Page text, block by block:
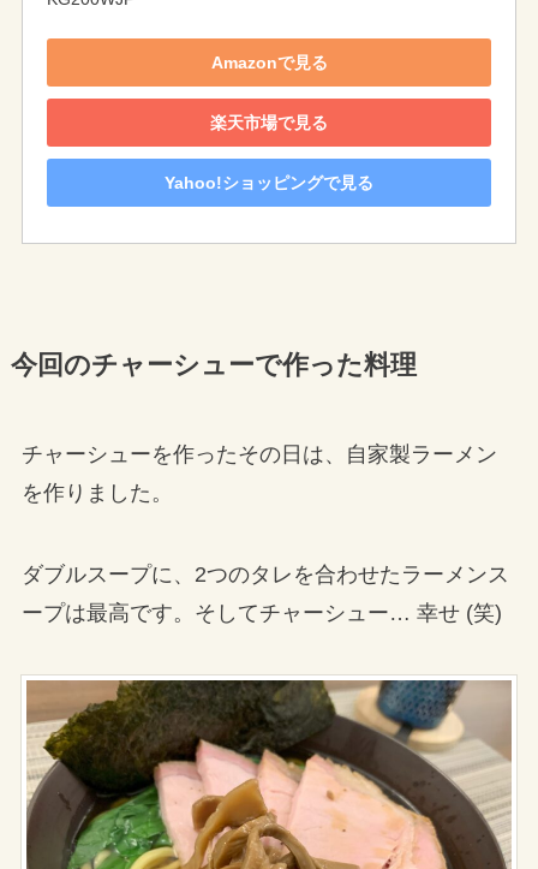
Amazonで見る
楽天市場で見る
Yahoo!ショッピングで見る
今回のチャーシューで作った料理
チャーシューを作ったその日は、自家製ラーメン
を作りました。
ダブルスープに、2つのタレを合わせたラーメンス
ープは最高です。そしてチャーシュー… 幸せ (笑)